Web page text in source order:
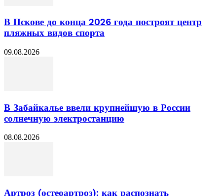
В Пскове до конца 2026 года построят центр
пляжных видов спорта
09.08.2026
В Забайкалье ввели крупнейшую в России
солнечную электростанцию
08.08.2026
Артроз (остеоартроз): как распознать